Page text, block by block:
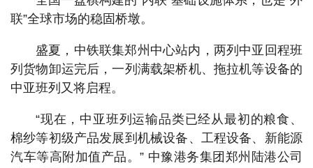
联”全球市场的稳固桥墩。
盛夏，中铁联集郑州中心站内，两列中亚回程班
列货物卸运完后，一列满载架桥机、拖拉机等设备的
中亚班列又将启程。
“现在，中亚班列运输品类已经从最初的粮食、
棉纱等初级产品发展到机械设备、工程设备、新能源
汽车等高附加值产品。” 中豫港务集团郑州陆港公司